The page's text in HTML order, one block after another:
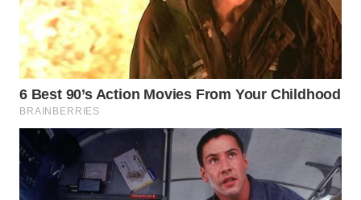
PAKPAK
WN
KARAWANG
WN
BEKASI
WN
BOGOR